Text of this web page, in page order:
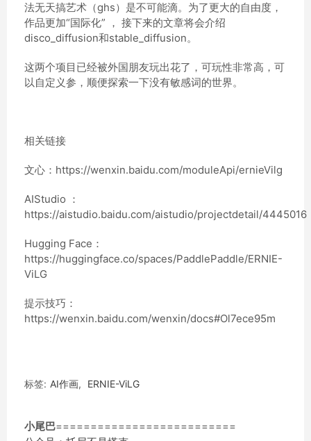
法无天搞艺术（ghs）是不可能滴。为了更大的自由度，
作品更加“国际化” ， 接下来的文章将会介绍
disco_diffusion和stable_diffusion。
这两个项目已经被外国朋友玩出花了，可玩性非常高，可
以自定义参，顺便探索一下没有敏感词的世界。
相关链接
文心：https://wenxin.baidu.com/moduleApi/ernieVilg
AIStudio ：
https://aistudio.baidu.com/aistudio/projectdetail/4445016
Hugging Face：
https://huggingface.co/spaces/PaddlePaddle/ERNIE-
ViLG
提示技巧：
https://wenxin.baidu.com/wenxin/docs#Ol7ece95m
标签: AI作画, ERNIE-ViLG
小尾巴==========================